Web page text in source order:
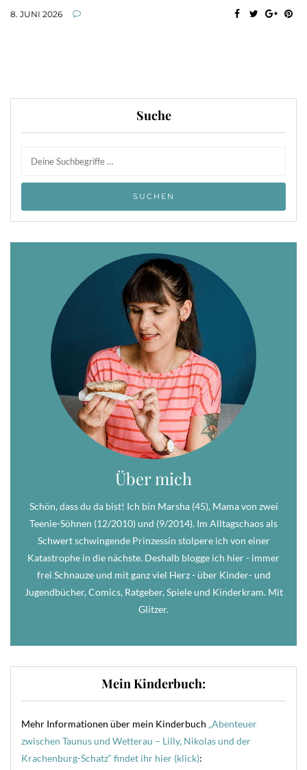
8. JUNI 2026
Suche
Über mich
Schön, dass du da bist! Ich bin Marsha (45), Mama von zwei
Teenie-Söhnen (12/2010) und (9/2014). Im Alltagschaos als
Schwert schwingende Prinzessin stolpere ich von einer
Katastrophe in die nächste. Deshalb blogge ich hier - immer
frei Schnauze und mit ganz viel Herz - über Kinder- und
Jugendbücher, Comics, Ratgeber, Spiele und Kinderkram. Mit
Glitzer.
Mein Kinderbuch:
Mehr Informationen über mein Kinderbuch „Abenteuer
zwischen Taunus und Wetterau – Lilly, Nikolas und der
Krachenburg-Schatz“ findet ihr hier (klick):